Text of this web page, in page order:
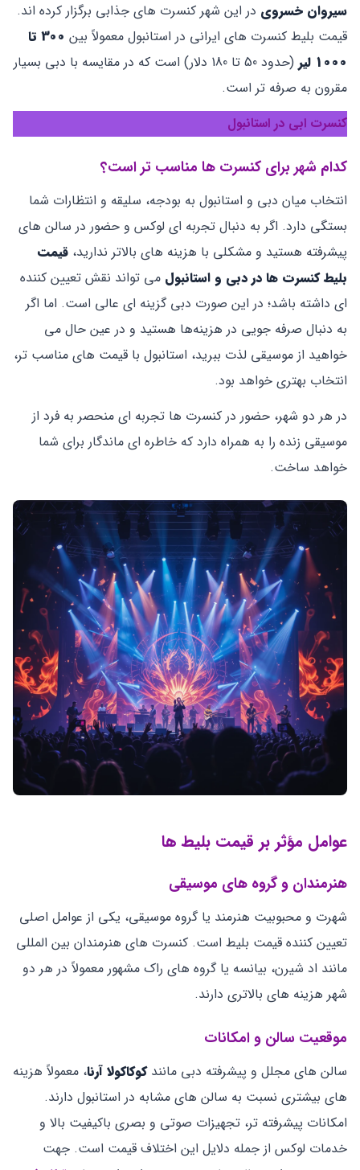
سیروان خسروی در این شهر کنسرت ‌های جذابی برگزار کرده ‌اند.
قیمت بلیط کنسرت ‌های ایرانی در استانبول معمولاً بین
300 تا
1000 لیر
(حدود 50 تا 180 دلار) است که در مقایسه با دبی بسیار
مقرون ‌به‌ صرفه ‌تر است.
کنسرت ابی در استانبول
کدام شهر برای کنسرت ‌ها مناسب ‌تر است؟
انتخاب میان دبی و استانبول به بودجه، سلیقه و انتظارات شما
بستگی دارد. اگر به دنبال تجربه ‌ای لوکس و حضور در سالن‌ های
پیشرفته هستید و مشکلی با هزینه‌ های بالاتر ندارید، قیمت
بلیط کنسرت‌ ها در دبی و استانبول می‌ تواند نقش تعیین ‌کننده
‌ای داشته باشد؛ در این صورت دبی گزینه ‌ای عالی است. اما اگر
به دنبال صرفه‌ جویی در هزینه‌ها هستید و در عین حال می‌
خواهید از موسیقی لذت ببرید، استانبول با قیمت‌ های مناسب ‌تر،
انتخاب بهتری خواهد بود.
در هر دو شهر، حضور در کنسرت‌ ها تجربه ‌ای منحصر به‌ فرد از
موسیقی زنده را به همراه دارد که خاطره ‌ای ماندگار برای شما
خواهد ساخت.
عوامل مؤثر بر قیمت بلیط‌ ها
هنرمندان و گروه‌ های موسیقی
شهرت و محبوبیت هنرمند یا گروه موسیقی، یکی از عوامل اصلی
تعیین ‌کننده قیمت بلیط است. کنسرت‌ های هنرمندان بین ‌المللی
مانند اد شیرن، بیانسه یا گروه‌ های راک مشهور معمولاً در هر دو
شهر هزینه‌ های بالاتری دارند.
موقعیت سالن و امکانات
سالن‌ های مجلل و پیشرفته دبی مانندکوکاکولا آرنا، معمولاً هزینه‌
های بیشتری نسبت به سالن ‌های مشابه در استانبول دارند.
امکانات پیشرفته ‌تر، تجهیزات صوتی و بصری باکیفیت بالا و
خدمات لوکس از جمله دلایل این اختلاف قیمت است. جهت